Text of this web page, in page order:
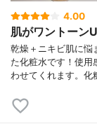
4.00
肌がワントーン
乾燥＋ニキビ肌に悩
た化粧水です！使用
わせてくれます。化